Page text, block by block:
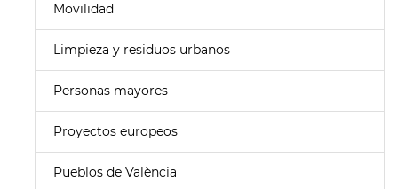
Movilidad
Limpieza y residuos urbanos
Personas mayores
Proyectos europeos
Pueblos de València